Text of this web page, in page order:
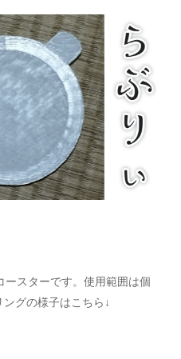
スターです。使用範囲は個
グの様子はこちら↓